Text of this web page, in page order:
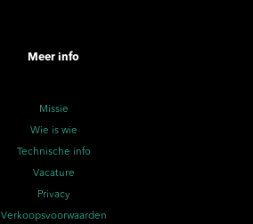
Meer info
Missie
Wie is wie
Technische info
Vacature
Privacy
Verkoopsvoorwaarden